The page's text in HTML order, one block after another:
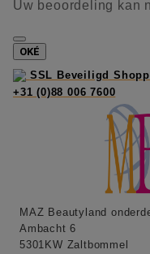
Uw beoordeling kan
OKÉ
SSL Beveiligd
+31 (0)88 006 7600
MAZ Beautyland
Ambacht 6
5301KW Zaltbommel